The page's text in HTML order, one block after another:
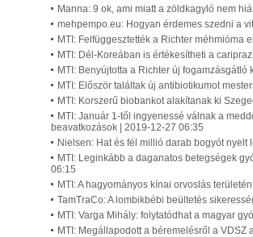
Manna: 9 ok, ami miatt a zöldkagyló nem
mehpempo.eu: Hogyan érdemes szedni a
MTI: Felfüggesztették a Richter méhmióma
MTI: Dél-Koreában is értékesítheti a
MTI: Benyújtotta a Richter új
MTI: Először találtak új antibiotikumot
MTI: Korszerű biobankot alakítanak ki
MTI: Január 1-től ingyenessé válnak a
beavatkozások | 2019-12-27 06:35
Nielsen: Hat és fél millió darab bogyót nyelt
MTI: Leginkább a daganatos betegségek
06:15
MTI: A hagyományos kínai orvoslás
TamTraCo: A lombikbébi beültetés
MTI: Varga Mihály: folytatódhat a magyar
MTI: Megállapodott a béremelésről a